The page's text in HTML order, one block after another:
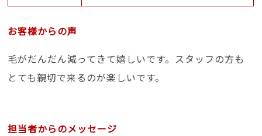
お客様からの声
毛がだんだん減ってきて嬉しいです。スタッフの方も
とても親切で来るのが楽しいです。
担当者からのメッセージ